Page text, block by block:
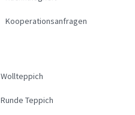
Kooperationsanfragen
Wollteppich
Runde Teppich